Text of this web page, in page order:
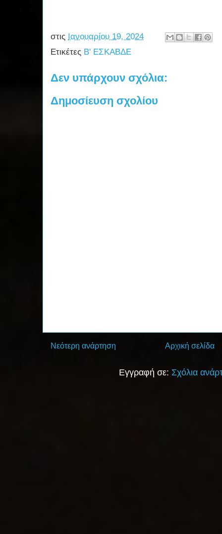
στις Ιανουαρίου 19, 2024
Ετικέτες Β' ΕΣΚΑΒΔΕ
Δεν υπάρχουν σχόλια:
Δημοσίευση σχολίου
Νεότερη ανάρτηση Αρχική σελίδα
Εγγραφή σε: Σχόλια